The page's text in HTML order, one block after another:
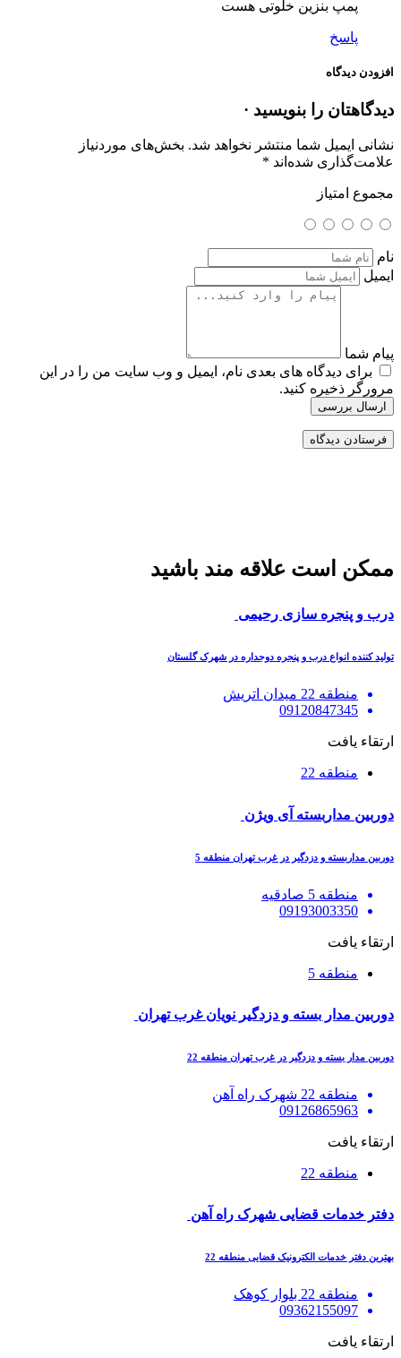
پمپ بنزین خلوتی هست
پاسخ
افزودن دیدگاه
دیدگاهتان را بنویسید ·
نشانی ایمیل شما منتشر نخواهد شد. بخش‌های موردنیاز
علامت‌گذاری شده‌اند *
مجموع امتیاز
نام
ایمیل
پیام شما
برای دیدگاه های بعدی نام، ایمیل و وب سایت من را در این
مرورگر ذخیره کنید.
ارسال بررسی
ممکن است علاقه مند باشید
درب و پنجره سازی رحیمی
تولید کننده انواع درب و پنجره دوجداره در شهرک گلستان
منطقه 22 میدان اتریش
09120847345
ارتقاء یافت
منطقه 22
دوربین مداربسته آی ویژن
دوربین مداربسته و دزدگیر در غرب تهران منطقه 5
منطقه 5 صادقیه
09193003350
ارتقاء یافت
منطقه 5
دوربین مدار بسته و دزدگیر نویان غرب تهران
دوربین مدار بسته و دزدگیر در غرب تهران منطقه 22
منطقه 22 شهرک راه آهن
09126865963
ارتقاء یافت
منطقه 22
دفتر خدمات قضایی شهرک راه آهن
بهترین دفتر خدمات الکترونیک قضایی منطقه 22
منطقه 22 بلوار کوهک
09362155097
ارتقاء یافت